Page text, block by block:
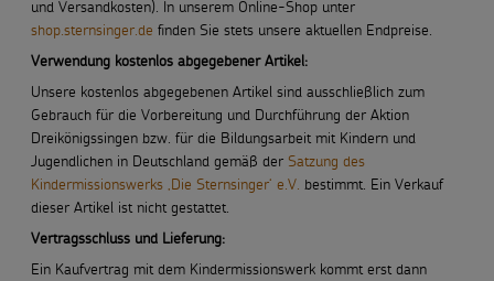
und Versandkosten). In unserem Online-Shop unter
shop.sternsinger.de finden Sie stets unsere aktuellen Endpreise.
Verwendung kostenlos abgegebener Artikel:
Unsere kostenlos abgegebenen Artikel sind ausschließlich zum
Gebrauch für die Vorbereitung und Durchführung der Aktion
Dreikönigssingen bzw. für die Bildungsarbeit mit Kindern und
Jugendlichen in Deutschland gemäß der Satzung des
Kindermissionswerks ‚Die Sternsinger‘ e.V. bestimmt. Ein Verkauf
dieser Artikel ist nicht gestattet.
Vertragsschluss und Lieferung:
Ein Kaufvertrag mit dem Kindermissionswerk kommt erst dann